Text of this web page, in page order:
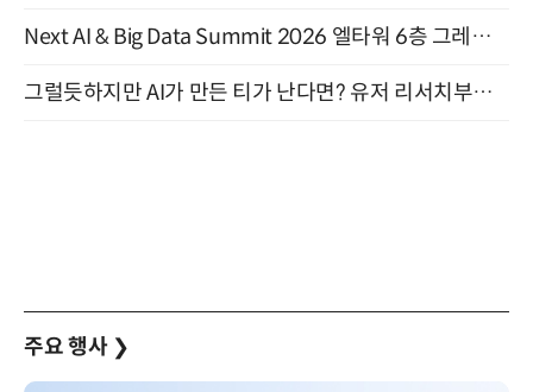
Next AI & Big Data Summit 2026 엘타워 6층 그레이스홀 개최 (9/18)
그럴듯하지만 AI가 만든 티가 난다면? 유저 리서치부터 배포까지! (9/15)
주요 행사 ❯